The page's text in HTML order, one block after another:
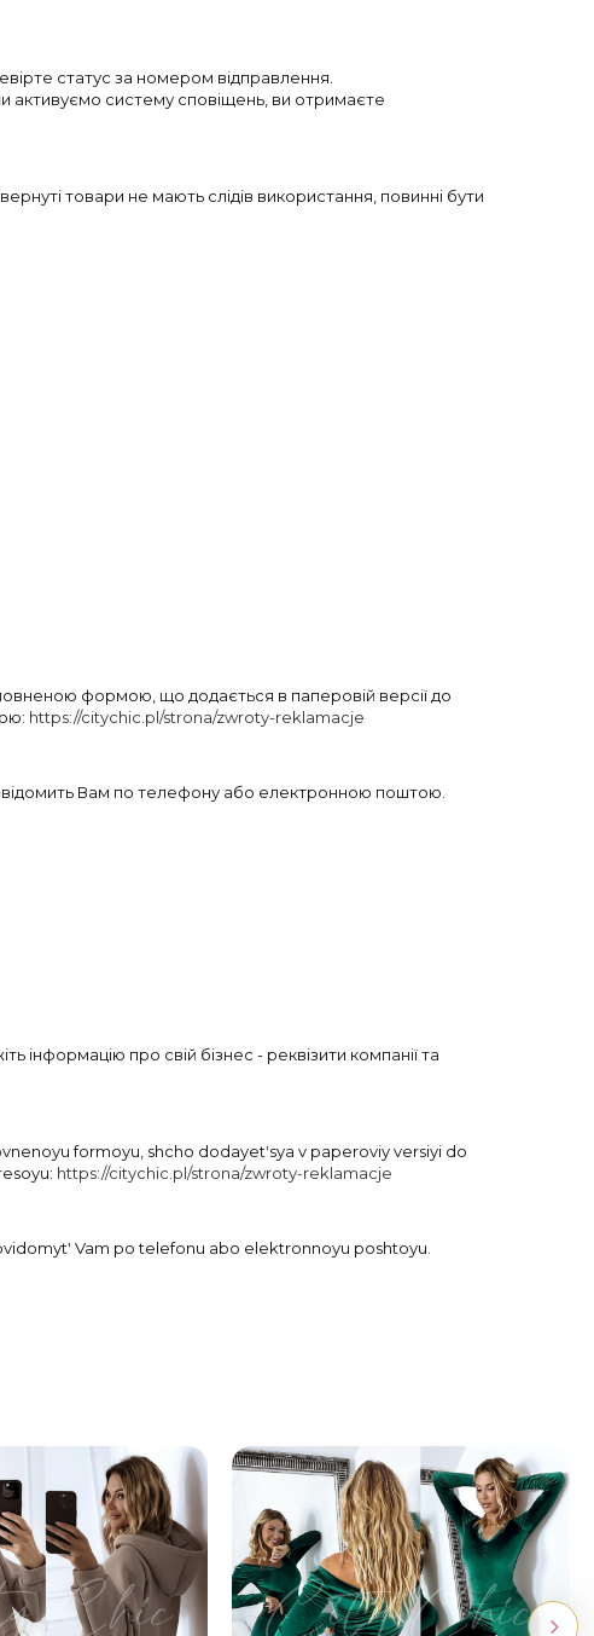
статус за номером відправлення.
систему сповіщень, ви отримаєте
товари не мають слідів використання, повинні бути
формою, що додається в паперовій версії до
https://citychic.pl/strona/zwroty-reklamacje
Вам по телефону або електронною поштою.
про свій бізнес - реквізити компанії та
formoyu, shcho dodayetʹsya v paperoviy versiyi do
https://citychic.pl/strona/zwroty-reklamacje
Vam po telefonu abo elektronnoyu poshtoyu.